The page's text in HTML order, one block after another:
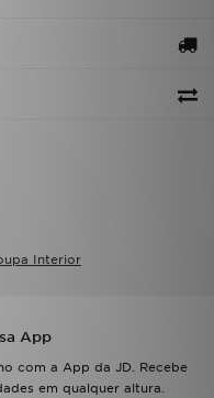
Interior
App
com a App da JD. Recebe
em qualquer altura.